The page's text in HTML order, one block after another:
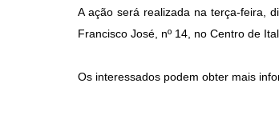
A ação será realizada na terça-feira,
Francisco José, nº 14, no Centro de
Os interessados podem obter mais